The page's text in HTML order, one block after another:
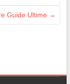
Guide Ultime →